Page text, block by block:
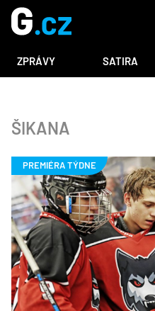
ZPRÁVY SATIRA
ŠIKANA